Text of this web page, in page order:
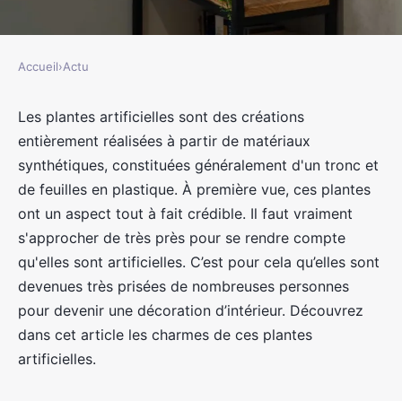
Découvrez le charme des plantes
artificielles pour sublimer votre
intérieur
jacqueline•6 août 2023 •2 min de lecture
Accueil›Actu
Les plantes artificielles sont des créations
entièrement réalisées à partir de matériaux
synthétiques, constituées généralement d'un tronc et
de feuilles en plastique. À première vue, ces plantes
ont un aspect tout à fait crédible. Il faut vraiment
s'approcher de très près pour se rendre compte
qu'elles sont artificielles. C’est pour cela qu’elles sont
devenues très prisées de nombreuses personnes
pour devenir une décoration d’intérieur. Découvrez
dans cet article les charmes de ces plantes
artificielles.